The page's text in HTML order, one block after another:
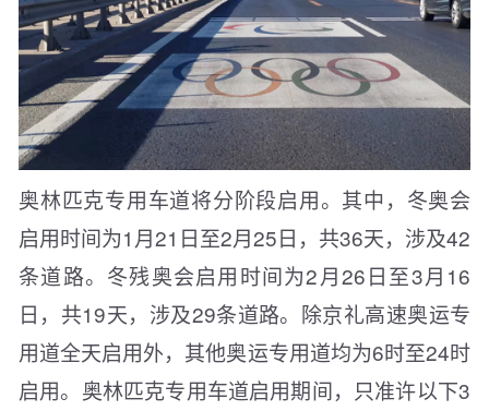
奥林匹克专用车道将分阶段启用。其中，冬奥会
启用时间为1月21日至2月25日，共36天，涉及42
条道路。冬残奥会启用时间为2月26日至3月16
日，共19天，涉及29条道路。除京礼高速奥运专
用道全天启用外，其他奥运专用道均为6时至24时
启用。奥林匹克专用车道启用期间，只准许以下3